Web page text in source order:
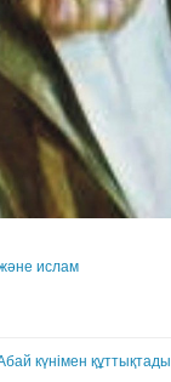
ислам
күнімен құттықтады